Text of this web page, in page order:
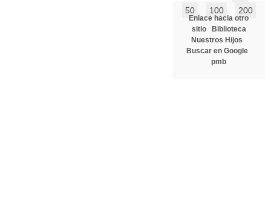
50
100 200
Enlace hacia otro
sitio
Biblioteca
Nuestros Hijos
Buscar en Google
pmb